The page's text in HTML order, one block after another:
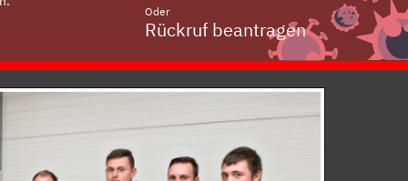
Oder
Rückruf beantragen